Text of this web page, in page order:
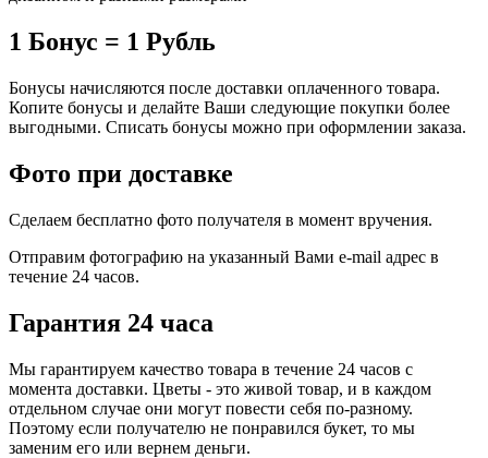
1 Бонус = 1 Рубль
Бонусы начисляются после доставки оплаченного товара.
Копите бонусы и делайте Ваши следующие покупки более
выгодными. Списать бонусы можно при оформлении заказа.
Фото при доставке
Сделаем бесплатно фото получателя в момент вручения.
Отправим фотографию на указанный Вами e-mail адрес в
течение 24 часов.
Гарантия 24 часа
Мы гарантируем качество товара в течение 24 часов с
момента доставки. Цветы - это живой товар, и в каждом
отдельном случае они могут повести себя по-разному.
Поэтому если получателю не понравился букет, то мы
заменим его или вернем деньги.